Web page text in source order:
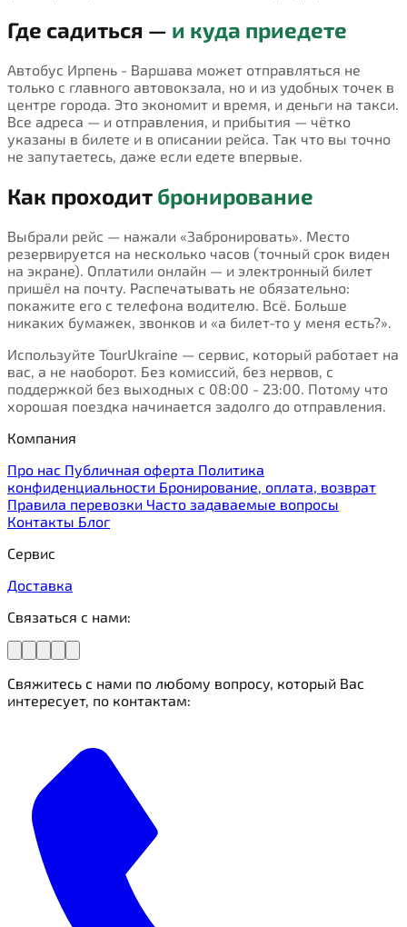
Где садиться — и куда приедете
Автобус Ирпень - Варшава может отправляться не
только с главного автовокзала, но и из удобных точек в
центре города. Это экономит и время, и деньги на такси.
Все адреса — и отправления, и прибытия — чётко
указаны в билете и в описании рейса. Так что вы точно
не запутаетесь, даже если едете впервые.
Как проходит бронирование
Выбрали рейс — нажали «Забронировать». Место
резервируется на несколько часов (точный срок виден
на экране). Оплатили онлайн — и электронный билет
пришёл на почту. Распечатывать не обязательно:
покажите его с телефона водителю. Всё. Больше
никаких бумажек, звонков и «а билет-то у меня есть?».
Используйте TourUkraine — сервис, который работает на
вас, а не наоборот. Без комиссий, без нервов, с
поддержкой без выходных с 08:00 - 23:00. Потому что
хорошая поездка начинается задолго до отправления.
Компания
Про нас Публичная оферта Политика
конфиденциальности Бронирование, оплата, возврат
Правила перевозки Часто задаваемые вопросы
Контакты Блог
Сервис
Доставка
Связаться с нами:
Свяжитесь с нами по любому вопросу, который Вас
интересует, по контактам: